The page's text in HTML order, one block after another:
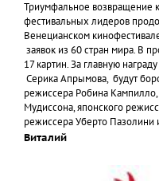
Триумфальное возвращение
фестивальных лидеров
Венецианском
заявок из 60 стран мира. В
17 картин. За главную
Серика Апрымова, будут
режиссера Робина
Мудиссона, японского
режиссера Уберто Пазолини
Виталий